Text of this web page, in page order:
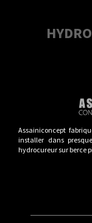
Assainiconcept
installer dans
hydrocureur sur berce